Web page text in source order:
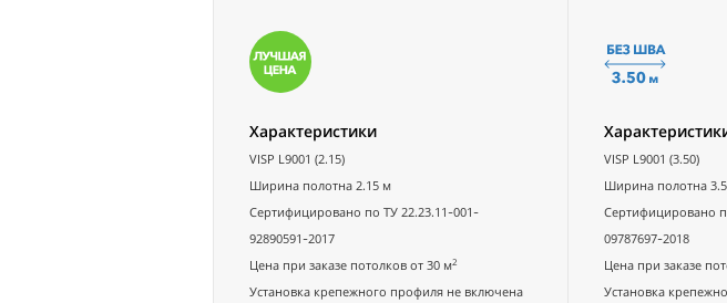
Характеристики
VISP L9001 (2.15)
Ширина полотна 2.15 м
Сертифицировано по ТУ 22.23.11-001-
92890591-2017
Цена при заказе потолков от 30 м2
Установка крепежного профиля не включена
VISP L9001 (3.50)
Ширина полотна
Сертифицировано
09787697-2018
Цена при заказе
Установка